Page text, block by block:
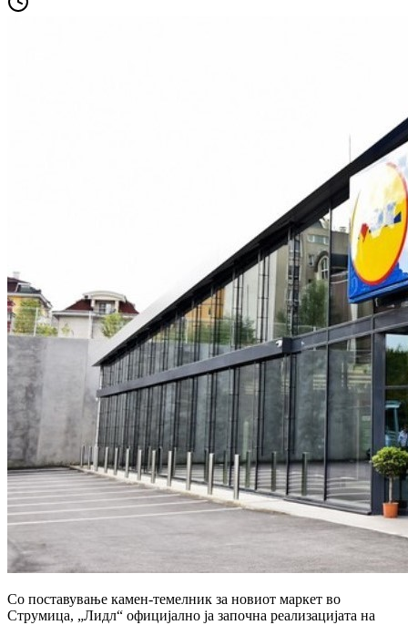
Со поставување камен-темелник за новиот маркет во
Струмица, „Лидл“ официјално ја започна реализацијата на